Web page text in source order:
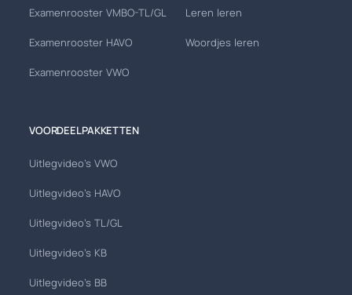
Examenrooster VMBO-TL/GL
Examenrooster HAVO
Examenrooster VWO
Leren leren
Woordjes leren
VOORDEELPAKKETTEN
Uitlegvideo's VWO
Uitlegvideo's HAVO
Uitlegvideo's TL/GL
Uitlegvideo's KB
Uitlegvideo's BB